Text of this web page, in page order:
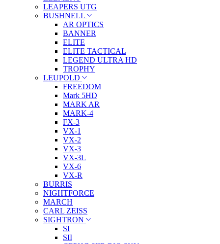
LEAPERS UTG
BUSHNELL
AR OPTICS
BANNER
ELITE
ELITE TACTICAL
LEGEND ULTRA HD
TROPHY
LEUPOLD
FREEDOM
Mark 5HD
MARK AR
MARK-4
FX-3
VX-1
VX-2
VX-3
VX-3L
VX-6
VX-R
BURRIS
NIGHTFORCE
MARCH
CARL ZEISS
SIGHTRON
SI
SII